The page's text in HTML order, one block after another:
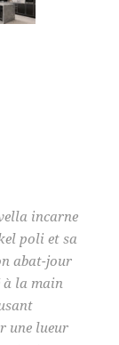
incarne
poli et sa
abat-jour
à la main
une lueur